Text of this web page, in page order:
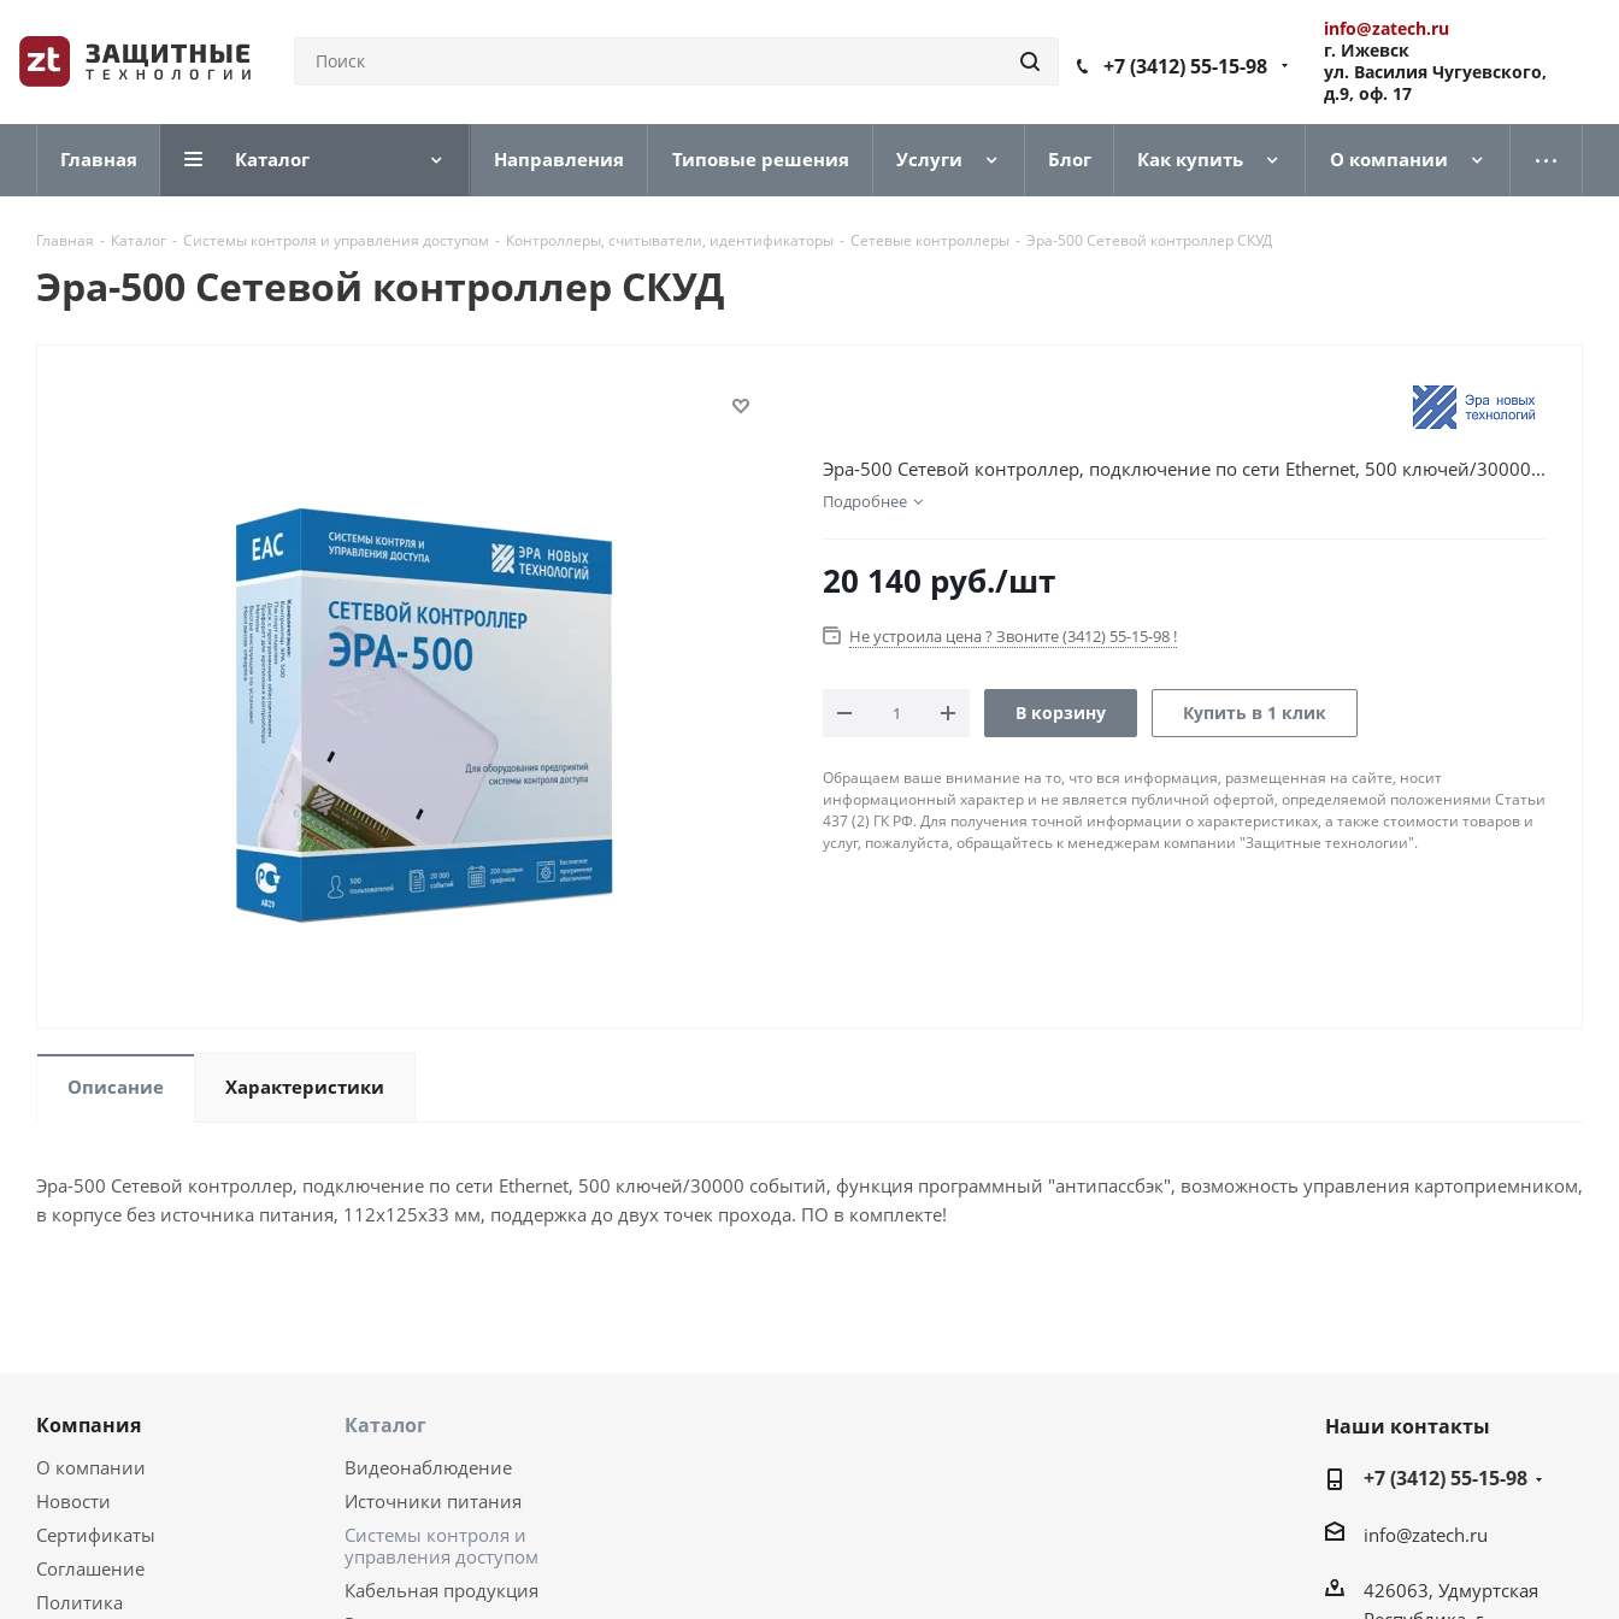
+7 (3412) 55-15-98
info@zatech.ru
г. Ижевск
ул. Василия Чугуевского,
д.9, оф. 17
Главная Каталог Направления Типовые решения Услуги Блог Как купить О компании
Главная - Каталог - Системы контроля и управления доступом - Контроллеры, считыватели, идентификаторы - Сетевые контроллеры - Эра-500 Сетевой контроллер СКУД
Эра-500 Сетевой контроллер СКУД
Эра-500 Сетевой контроллер, подключение по сети Ethernet, 500 ключей/30000...
Подробнее
20 140 руб./шт
Не устроила цена ? Звоните (3412) 55-15-98 !
В корзину Купить в 1 клик
Обращаем ваше внимание на то, что вся информация, размещенная на сайте, носит
информационный характер и не является публичной офертой, определяемой положениями Статьи
437 (2) ГК РФ. Для получения точной информации о характеристиках, а также стоимости товаров и
услуг, пожалуйста, обращайтесь к менеджерам компании "Защитные технологии".
Описание Характеристики
Эра-500 Сетевой контроллер, подключение по сети Ethernet, 500 ключей/30000 событий, функция программный "антипассбэк", возможность управления картоприемником,
в корпусе без источника питания, 112х125х33 мм, поддержка до двух точек прохода. ПО в комплекте!
Компания
О компании
Новости
Сертификаты
Соглашение
Политика
Каталог
Видеонаблюдение
Источники питания
Системы контроля и
управления доступом
Кабельная продукция
Наши контакты
+7 (3412) 55-15-98
info@zatech.ru
426063, Удмуртская